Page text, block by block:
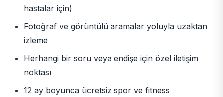
hastalar için)
Fotoğraf ve görüntülü aramalar yoluyla uzaktan
izleme
Herhangi bir soru veya endişe için özel iletişim
noktası
12 ay boyunca ücretsiz spor ve fitness